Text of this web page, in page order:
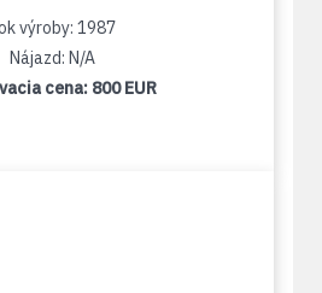
výroby: 1987
Nájazd: N/A
cena: 800 EUR